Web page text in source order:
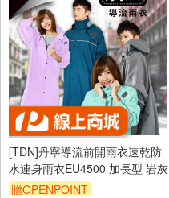
[TDN]丹寧導流前開雨衣速乾防
水連身雨衣EU4500 加長型 岩灰
贈OPENPOINT